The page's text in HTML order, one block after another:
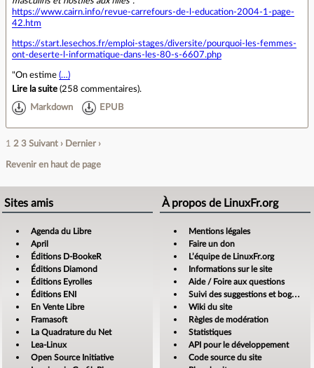
https://www.cairn.info/revue-carrefours-de-l-education-2004-1-page-
42.htm
https://start.lesechos.fr/emploi-stages/diversite/pourquoi-les-femmes-
ont-deserte-l-informatique-dans-les-80-s-6607.php
"On estime (…)
Lire la suite (258 commentaires).
Markdown EPUB
1 2 3 Suivant › Dernier ›
Revenir en haut de page
Sites amis
Agenda du Libre
April
Éditions D-BookeR
Éditions Diamond
Éditions Eyrolles
Éditions ENI
En Vente Libre
Framasoft
La Quadrature du Net
Lea-Linux
Open Source Initiative
À propos de LinuxFr.org
Mentions légales
Faire un don
L’équipe de LinuxFr.org
Informations sur le site
Aide / Foire aux questions
Suivi des suggestions et bogues
Wiki du site
Règles de modération
Statistiques
API pour le développement
Code source du site